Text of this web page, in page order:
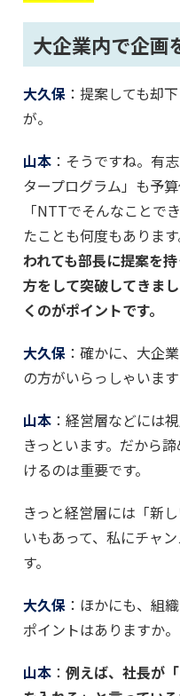
大企業内で企画
大久保 ：提案しても却
が。
山本 ：そうですね。有
タープログラム」も予
「NTTでそんなことで
たことも何度もあります
われても部長に提案を
方をして突破してきま
くのがポイントです。
大久保 ：確かに、大企
の方がいらっしゃいます
山本 ：経営層などには
きっといます。だから
けるのは重要です。
きっと経営層には「新
いもあって、私にチャ
す。
大久保 ：ほかにも、組
ポイントはありますか。
山本 ： 例えば、社長が